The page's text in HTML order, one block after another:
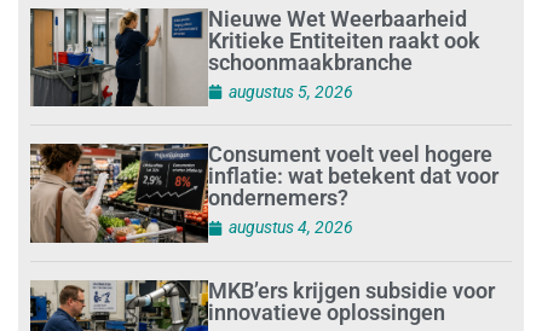
Nieuwe Wet Weerbaarheid
Kritieke Entiteiten raakt ook
schoonmaakbranche
augustus 5, 2026
Consument voelt veel hogere
inflatie: wat betekent dat voor
ondernemers?
augustus 4, 2026
MKB’ers krijgen subsidie voor
innovatieve oplossingen